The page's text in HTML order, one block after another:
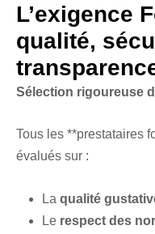
L’exigence
qualité,
Sélection rigoureuse
Tous les **prestataires
évalués sur :
La qualité
Le respect des